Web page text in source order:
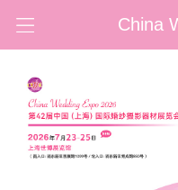
China